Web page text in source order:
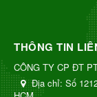
THÔNG TIN
CÔNG TY CP ĐT
Địa chỉ: Số